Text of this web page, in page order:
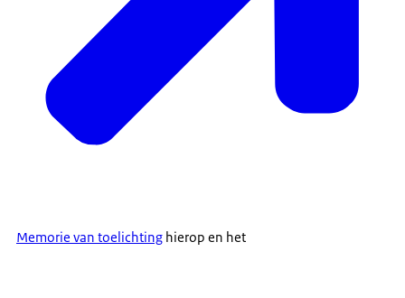
Memorie van toelichting hierop en het